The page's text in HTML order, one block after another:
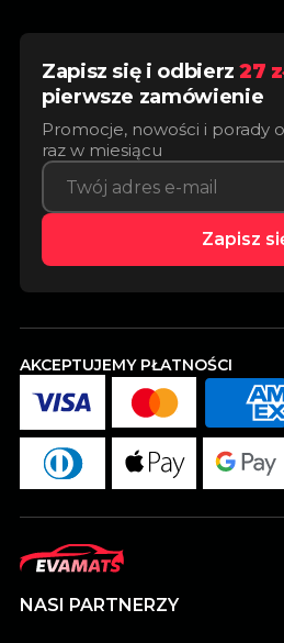
Zapisz się i odbierz27
pierwsze zamówienie
Promocje, nowości i porady
raz w miesiącu
Zapisz
AKCEPTUJEMY PŁATNOŚCI
NASI PARTNERZY